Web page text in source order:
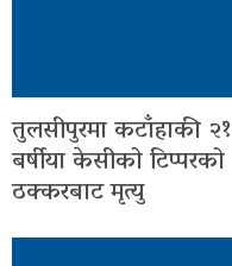
तुलसीपुरमा कटाँहाकी २१
बर्षीया केसीको टिप्परको
ठक्करबाट मृत्यु